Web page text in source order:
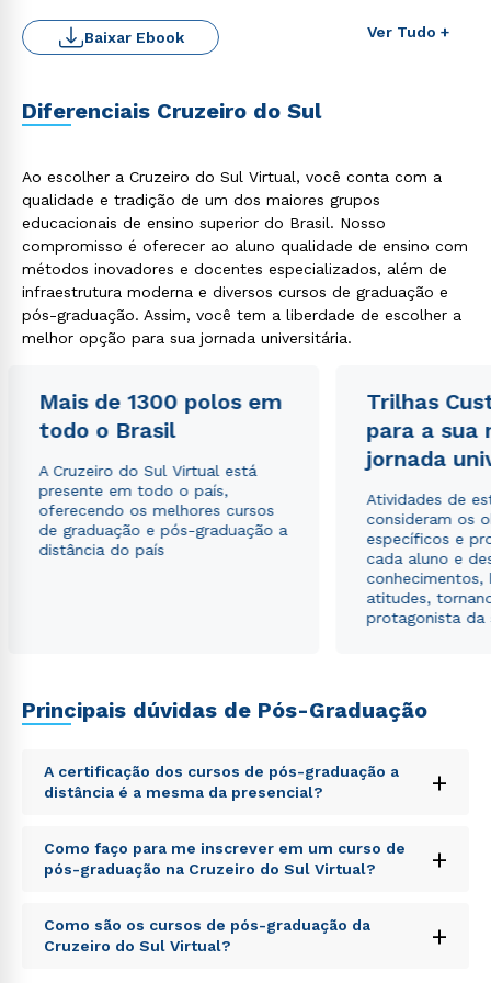
Ver Tudo +
Baixar Ebook
Diferenciais Cruzeiro do Sul
Ao escolher a Cruzeiro do Sul Virtual, você conta com a
qualidade e tradição de um dos maiores grupos
educacionais de ensino superior do Brasil. Nosso
compromisso é oferecer ao aluno qualidade de ensino com
métodos inovadores e docentes especializados, além de
infraestrutura moderna e diversos cursos de graduação e
pós-graduação. Assim, você tem a liberdade de escolher a
melhor opção para sua jornada universitária.
Mais de 1300 polos em
todo o Brasil
A Cruzeiro do Sul Virtual está
presente em todo o país,
oferecendo os melhores cursos
de graduação e pós-graduação a
distância do país
Trilhas
para a sua
jornada
Atividades de
consideram os
específicos e
cada aluno e
conhecimentos,
atitudes,
protagonista da
Principais dúvidas de Pós-Graduação
A certificação dos cursos de pós-graduação a
distância é a mesma da presencial?
+
Sed ut perspiciatis unde omnis iste natus error sit
voluptatem accusantium doloremque laudantium,
totam rem aperiam, eaque ipsa quae ab illo inventore
explicabo. Nemo enim ipsam voluptatem quia
voluptas sit aspernatur aut odit aut fugit, sed quia
Como faço para me inscrever em um curso de
pós-graduação na Cruzeiro do Sul Virtual?
+
Sed ut perspiciatis unde omnis iste natus error sit
voluptatem accusantium doloremque laudantium,
Como são os cursos de pós-graduação da
Cruzeiro do Sul Virtual?
+
Rápido e fácil
WhatsApp
ou
Estou de acordo com a Política de Privacidade.e
autorizo que meus dados sejam utilizados para o
envio de conteúdos da Cruzeiro do Sul.